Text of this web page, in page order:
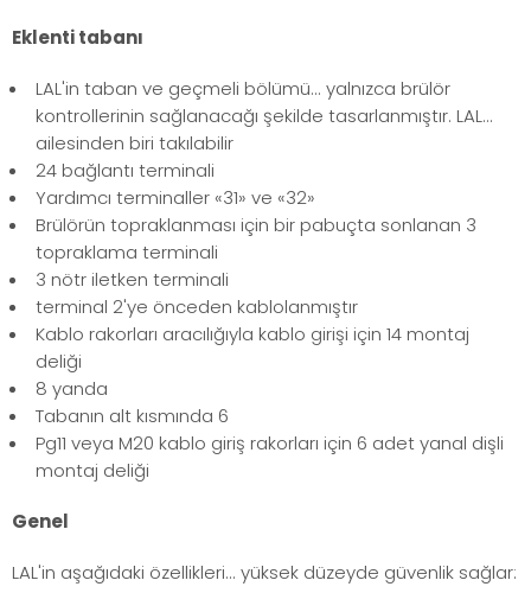
Eklenti tabanı
LAL'in taban ve geçmeli bölümü... yalnızca brülör
kontrollerinin sağlanacağı şekilde tasarlanmıştır. LAL...
ailesinden biri takılabilir
24 bağlantı terminali
Yardımcı terminaller «31» ve «32»
Brülörün topraklanması için bir pabuçta sonlanan 3
topraklama terminali
3 nötr iletken terminali
terminal 2'ye önceden kablolanmıştır
Kablo rakorları aracılığıyla kablo girişi için 14 montaj
deliği
8 yanda
Tabanın alt kısmında 6
Pg11 veya M20 kablo giriş rakorları için 6 adet yanal dişli
montaj deliği
Genel
LAL'in aşağıdaki özellikleri... yüksek düzeyde güvenlik sağlar: